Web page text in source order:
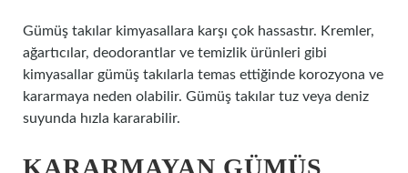
Gümüş takılar kimyasallara karşı çok hassastır. Kremler,
ağartıcılar, deodorantlar ve temizlik ürünleri gibi
kimyasallar gümüş takılarla temas ettiğinde korozyona ve
kararmaya neden olabilir. Gümüş takılar tuz veya deniz
suyunda hızla kararabilir.
KARARMAYAN GÜMÜŞ